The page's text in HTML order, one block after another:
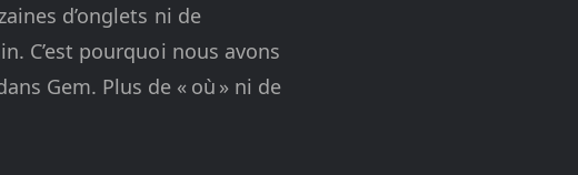
d’onglets ni de
C’est pourquoi nous avons
Gem. Plus de « où » ni de